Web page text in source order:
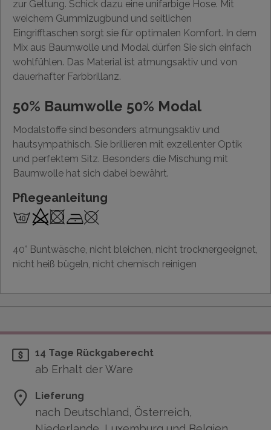
zur Geltung. Schick dazu eine unifarbige Hose. Mit
weichem Gummizugbund und seitlichen
Eingrifftaschen sorgt sie für optimalen Komfort. In dem
Mix aus Baumwolle und Modal dürfen Sie sich einfach
wohlfühlen. Das Material ist atmungsaktiv und von
dauerhafter Farbbrillanz.
50% Baumwolle 50% Modal
Modalstoffe sind besonders atmungsaktiv und
hautsympathisch. Sie brillieren mit exzellenter Optik
und perfektem Sitz. Besonders die Mischung mit
Baumwolle hat sich dabei bewährt.
Pflegeanleitung
40° Buntwäsche, nicht bleichen, nicht trocknergeeignet,
nicht heiß bügeln, nicht chemisch reinigen
14 Tage Rückgaberecht
ab Erhalt der Ware
Lieferung
nach Deutschland, Österreich,